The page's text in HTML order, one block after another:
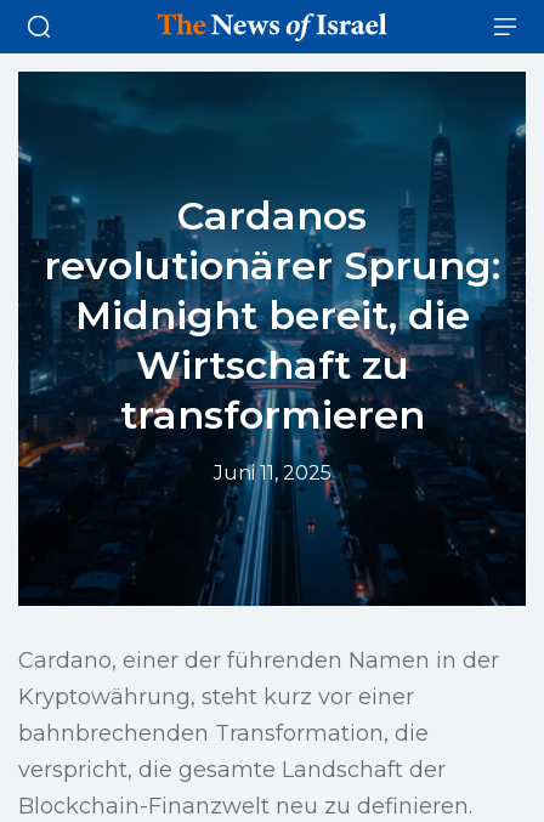
Cardanos
revolutionärer Sprung:
Midnight bereit, die
Wirtschaft zu
transformieren
Juni 11, 2025
Cardano, einer der führenden Namen in der
Kryptowährung, steht kurz vor einer
bahnbrechenden Transformation, die
verspricht, die gesamte Landschaft der
Blockchain-Finanzwelt neu zu definieren.